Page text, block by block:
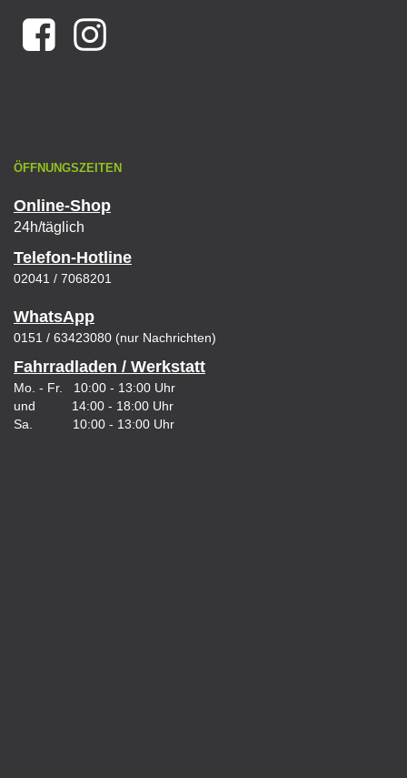
ÖFFNUNGSZEITEN
Online-Shop
24h/täglich
Telefon-Hotline
02041 / 7068201
WhatsApp
0151 / 63423080 (nur Nachrichten)
Fahrradladen / Werkstatt
Mo. - Fr. 10:00 - 13:00 Uhr
und 14:00 - 18:00 Uhr
Sa. 10:00 - 13:00 Uhr